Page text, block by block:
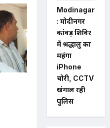
Modinagar
: मोदीनगर
कांवड़ शिविर
में श्रद्धालु का
महंगा
iPhone
चोरी, CCTV
खंगाल रही
पुलिस